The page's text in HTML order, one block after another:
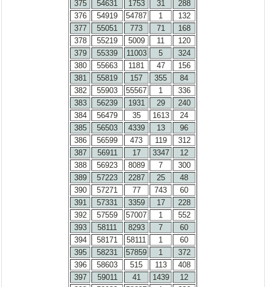
375
54631 1753 31
288
376
54919 54787 1
132
377
55051 773 71
168
378
55219 5009 11
120
379
55339 11003 5
324
380
55663 1181 47
156
381
55819 157 355
84
382
55903 55567 1
336
383
56239 1931 29
240
384
56479 35 1613
24
385
56503 4339 13
96
386
56599 473 119
312
387
56911 17 3347
12
388
56923 8089 7
300
389
57223 2287 25
48
390
57271 77 743
60
391
57331 3359 17
228
392
57559 57007 1
552
393
58111 8293 7
60
394
58171 58111 1
60
395
58231 57859 1
372
396
58603 515 113
408
397
59011 41 1439
12